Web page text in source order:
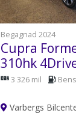
1
Begagnad 2024
Cupra
310hk
Navi CarPlay
3 326 mil
Varbergs